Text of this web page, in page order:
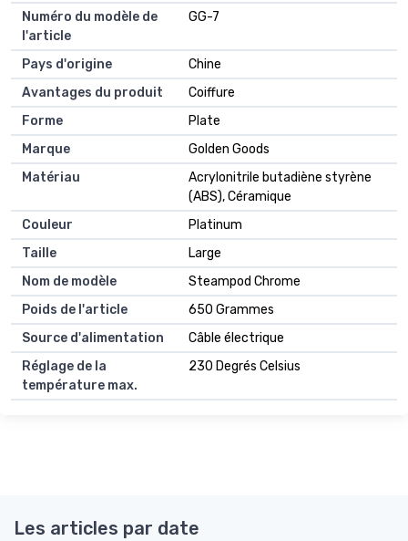
Numéro du modèle de
l'article
GG-7
Pays d'origine
Chine
Avantages du produit
Coiffure
Forme
Plate
Marque
Golden Goods
Matériau
Acrylonitrile butadiène styrène
(ABS), Céramique
Couleur
Platinum
Taille
Large
Nom de modèle
Steampod Chrome
Poids de l'article
650 Grammes
Source d'alimentation
Câble électrique
Réglage de la
température max.
230 Degrés Celsius
Les articles par date